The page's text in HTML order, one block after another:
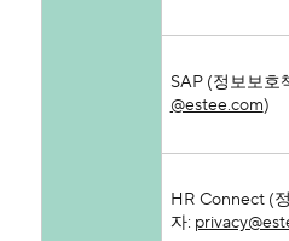
SAP (정보보호
@estee.com)
HR Connect (
자: